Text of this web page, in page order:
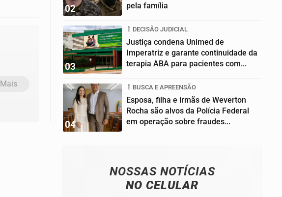
02
pela família
03
DECISÃO JUDICIAL
Justiça condena Unimed de
Imperatriz e garante continuidade da
terapia ABA para pacientes com...
04
BUSCA E APREENSÃO
Esposa, filha e irmãs de Weverton
Rocha são alvos da Polícia Federal
em operação sobre fraudes...
NOSSAS NOTÍCIAS
NO CELULAR